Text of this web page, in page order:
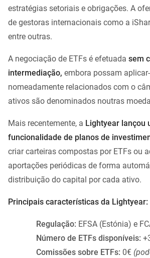
estratégias setoriais e obrigações. A
de gestoras internacionais como a
entre outras.
A negociação de ETFs é efetuada sem
intermediação, embora possam
nomeadamente relacionados com o
ativos são denominados noutras
Mais recentemente, a Lightyear lançou
funcionalidade de planos de
criar carteiras compostas por ETFs ou
aportações periódicas de forma
distribuição do capital por cada ativo.
Principais características da Lightyear:
Regulação: EFSA (Estónia) e
Número de ETFs disponíveis:
Comissões sobre ETFs: 0€